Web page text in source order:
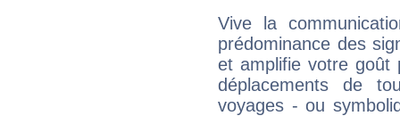
Vive la
prédominance des
et amplifie votre goût
déplacements de
voyages - ou